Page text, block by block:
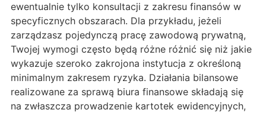
ewentualnie tylko konsultacji z zakresu finansów w
specyficznych obszarach. Dla przykładu, jeżeli
zarządzasz pojedynczą pracę zawodową prywatną,
Twojej wymogi często będą różne różnić się niż jakie
wykazuje szeroko zakrojona instytucja z określoną
minimalnym zakresem ryzyka. Działania bilansowe
realizowane za sprawą biura finansowe składają się
na zwłaszcza prowadzenie kartotek ewidencyjnych,